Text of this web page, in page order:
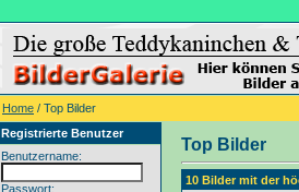
Home / Top Bilder
Registrierte Benutzer
Benutzername:
Passwort:
Top Bilder
10 Bilder mit der